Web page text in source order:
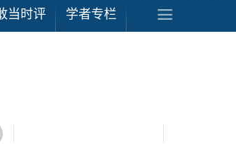
当时评 学者专栏